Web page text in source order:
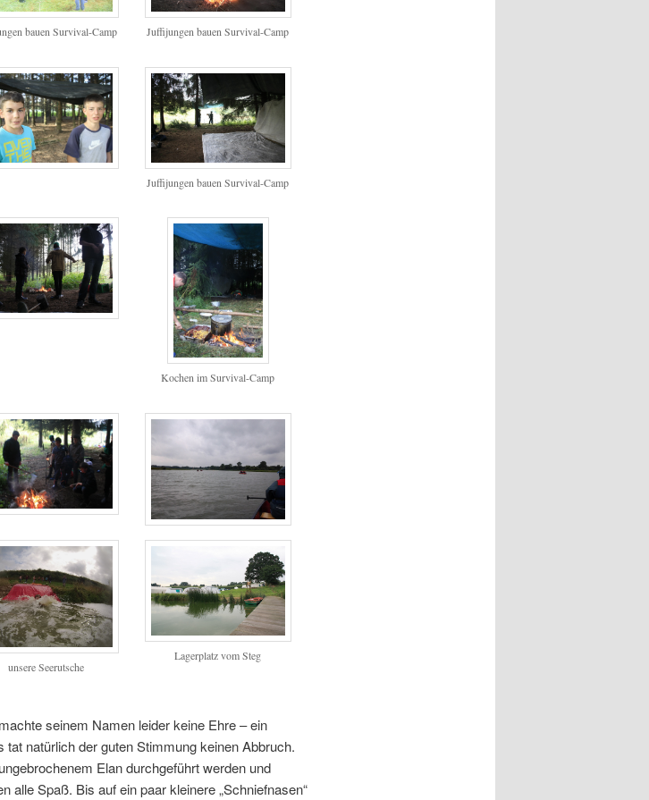
bauen Survival-Camp Juffijungen bauen Survival-Camp
Juffijungen bauen Survival-Camp
Kochen im Survival-Camp
unsere Seerutsche
Lagerplatz vom Steg
seinem Namen leider keine Ehre – ein
natürlich der guten Stimmung keinen Abbruch.
Elan durchgeführt werden und
alle Spaß. Bis auf ein paar kleinere „Schniefnasen“